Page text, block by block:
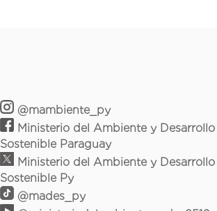
@mambiente_py
Ministerio del Ambiente y Desarrollo
Sostenible Paraguay
Ministerio del Ambiente y Desarrollo
Sostenible Py
@mades_py